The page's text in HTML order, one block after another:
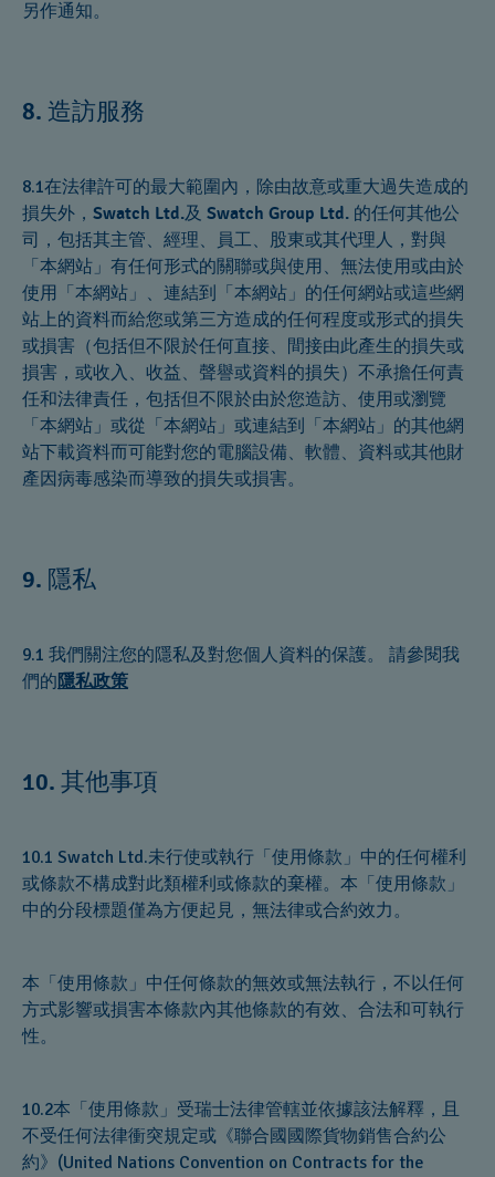
另作通知。
8. 造訪服務
8.1在法律許可的最大範圍內，除由故意或重大過失造成的
損失外， Swatch Ltd.及 Swatch Group Ltd. 的任何其他公
司，包括其主管、經理、員工、股東或其代理人，對與
「本網站」有任何形式的關聯或與使用、無法使用或由於
使用「本網站」、連結到「本網站」的任何網站或這些網
站上的資料而給您或第三方造成的任何程度或形式的損失
或損害（包括但不限於任何直接、間接由此產生的損失或
損害，或收入、收益、聲譽或資料的損失）不承擔任何責
任和法律責任，包括但不限於由於您造訪、使用或瀏覽
「本網站」或從「本網站」或連結到「本網站」的其他網
站下載資料而可能對您的電腦設備、軟體、資料或其他財
產因病毒感染而導致的損失或損害。
9. 隱私
9.1 我們關注您的隱私及對您個人資料的保護。 請參閱我
們的隱私政策
10. 其他事項
10.1 Swatch Ltd.未行使或執行「使用條款」中的任何權利
或條款不構成對此類權利或條款的棄權。本「使用條款」
中的分段標題僅為方便起見，無法律或合約效力。
本「使用條款」中任何條款的無效或無法執行，不以任何
方式影響或損害本條款內其他條款的有效、合法和可執行
性。
10.2本「使用條款」受瑞士法律管轄並依據該法解釋，且
不受任何法律衝突規定或《聯合國國際貨物銷售合約公
約》(United Nations Convention on Contracts for the